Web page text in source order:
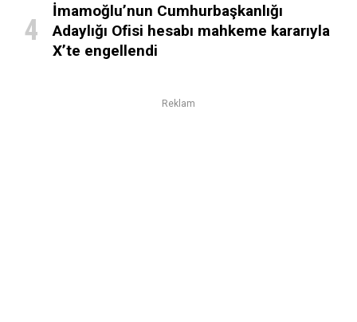
İmamoğlu’nun Cumhurbaşkanlığı
Adaylığı Ofisi hesabı mahkeme kararıyla
X’te engellendi
Reklam